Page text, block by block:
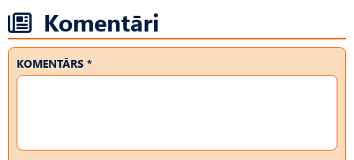
Komentāri
KOMENTĀRS *